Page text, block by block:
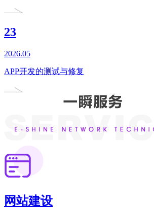
23
2026.05
APP开发的测试与修复
网站建设